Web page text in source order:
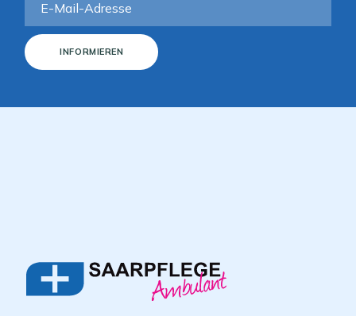
INFORMIEREN